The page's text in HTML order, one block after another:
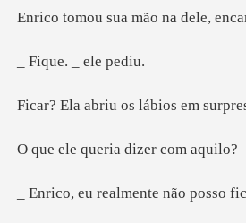
mão na dele, enca
. _ ele
riu os lábios
ueria dizer
ealmente não p